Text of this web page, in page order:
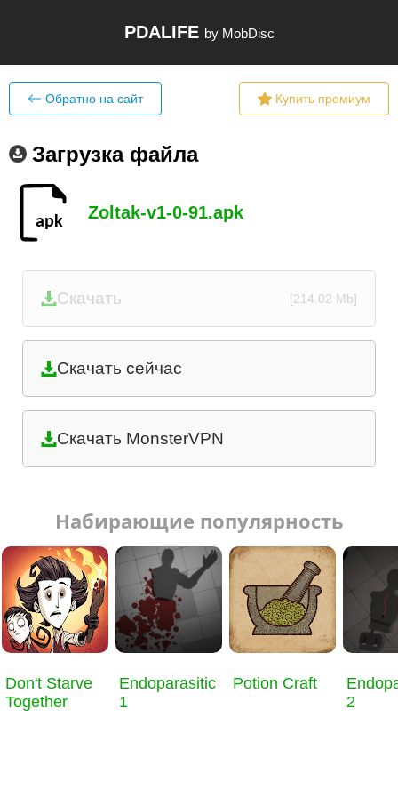
PDALIFE by MobDisc
Обратно на сайт Купить премиум
Загрузка файла
Zoltak-v1-0-91.apk
Скачать [214.02 Mb]
Скачать сейчас
Скачать MonsterVPN
Набирающие популярность
Don't Starve
Together
Endoparasitic
1
Potion Craft
2